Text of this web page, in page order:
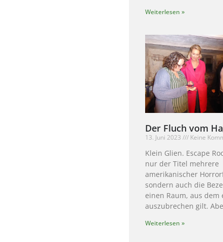
Weiterlesen »
Der Fluch vom
13. Juni 2023 Keine
Klein Glien. Escape
nur der Titel mehrere
amerikanischer
sondern auch die
einen Raum, aus dem
auszubrechen gilt.
Weiterlesen »